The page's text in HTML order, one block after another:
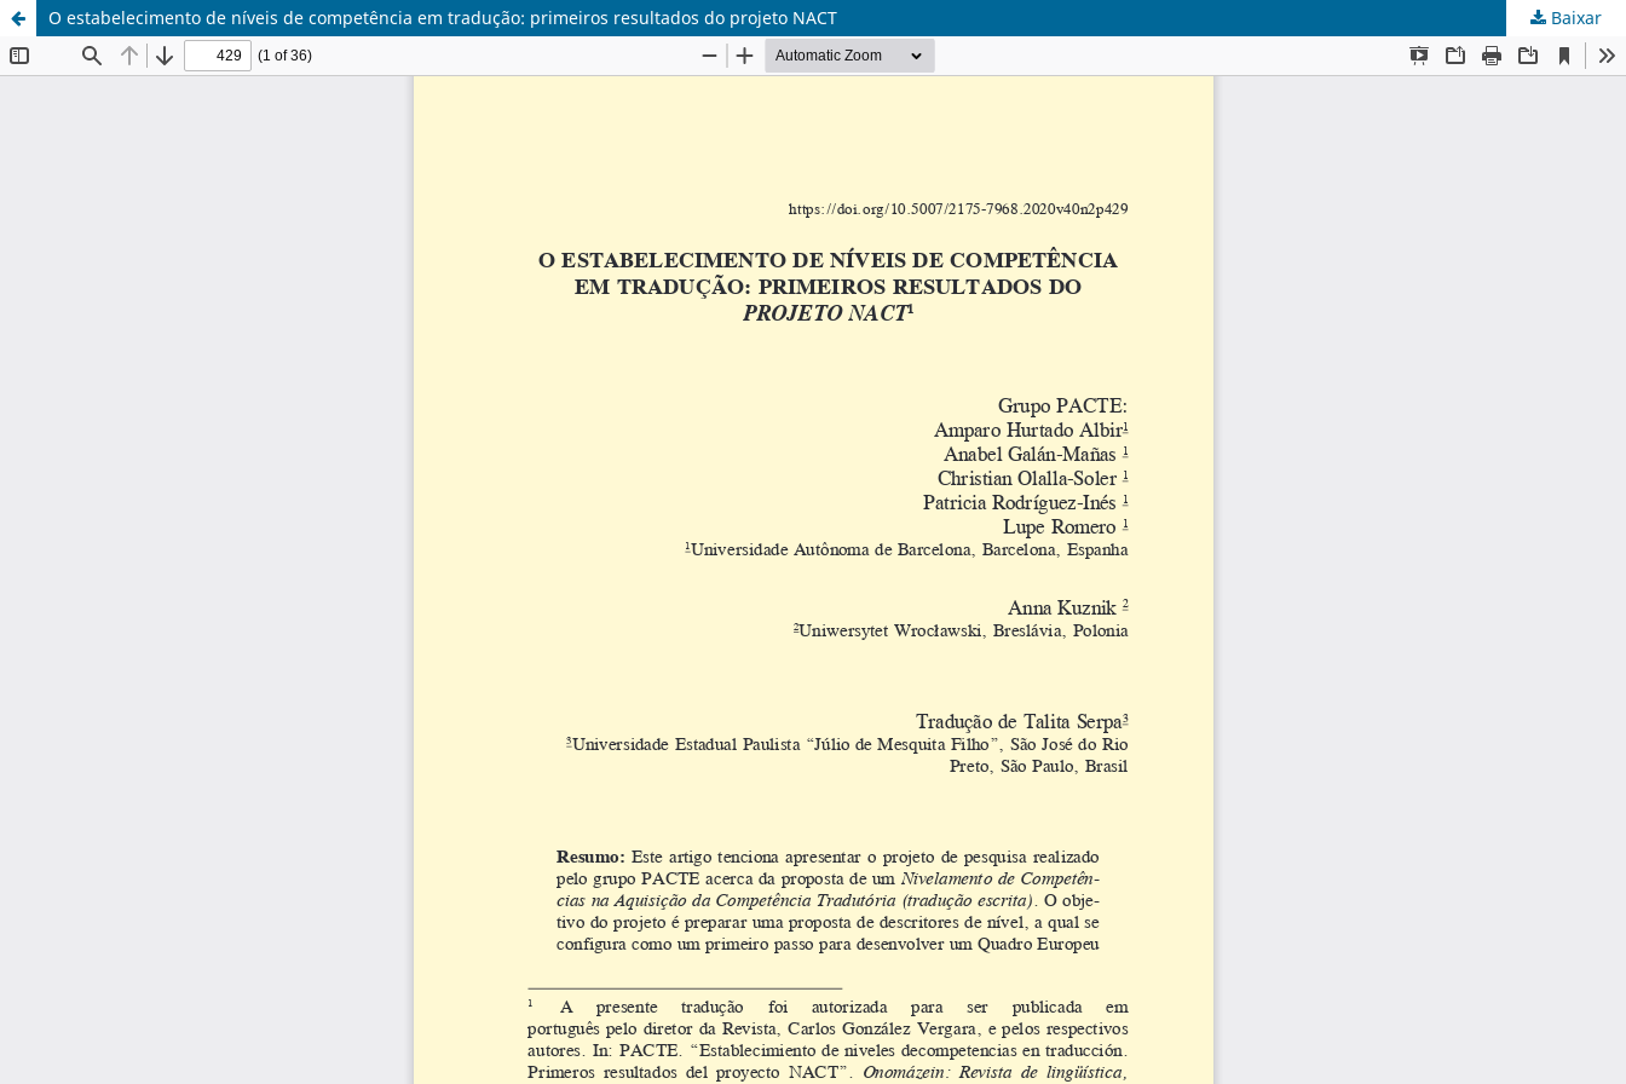
O estabelecimento de níveis de competência em tradução: primeiros resultados do projeto NACT Baixar